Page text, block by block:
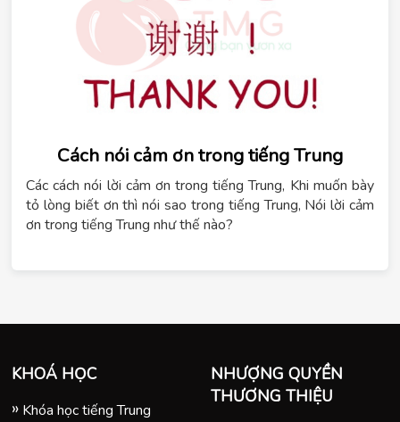
Cách nói cảm ơn trong tiếng Trung
Các cách nói lời cảm ơn trong tiếng Trung, Khi muốn bày
tỏ lòng biết ơn thì nói sao trong tiếng Trung, Nói lời cảm
ơn trong tiếng Trung như thế nào?
KHOÁ HỌC
Khóa học tiếng Trung
NHƯỢNG QUYỀN
THƯƠNG THIỆU